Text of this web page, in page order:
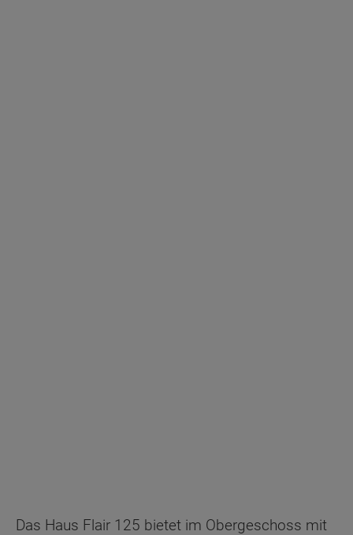
Das Haus Flair 125 bietet im Obergeschoss mit